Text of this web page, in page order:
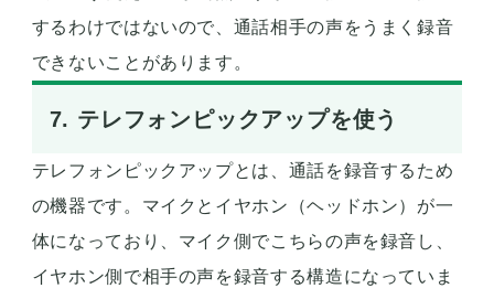
するわけではないので、通話相手の声をうまく録音
できないことがあります。
7. テレフォンピックアップを使う
テレフォンピックアップとは、通話を録音するため
の機器です。マイクとイヤホン（ヘッドホン）が一
体になっており、マイク側でこちらの声を録音し、
イヤホン側で相手の声を録音する構造になっていま